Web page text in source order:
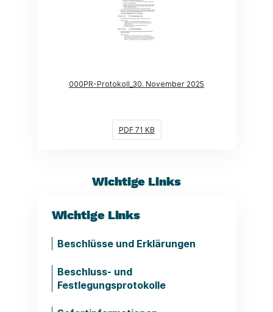
000PR-Protokoll_30. November 2025
PDF 71 KB
Wichtige Links
Wichtige Links
Beschlüsse und Erklärungen
Beschluss- und
Festlegungsprotokolle